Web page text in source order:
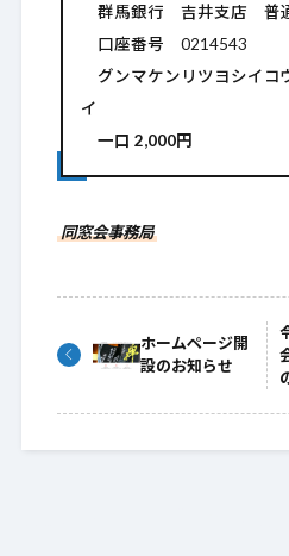
群馬銀行 吉井支店 普
口座番号 0214543
グンマケンリツヨシイコ
イ
一口 2,000円
同窓会事務局
ホームページ開
設のお知らせ